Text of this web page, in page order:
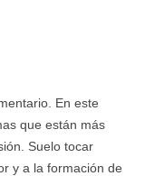
En este
que están más
Suelo tocar
y a la formación de